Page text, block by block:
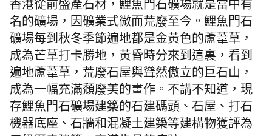
香港從前盛產石材，鯉魚門石礦場就是當中有
名的礦場，因礦業式微而荒廢至今。 鯉魚門石
礦場每到秋冬季節遍地都是金黃色的蘆葦草，
成為芒草打卡勝地，黃昏時分來到這裏，看到
遍地蘆葦草，荒廢石屋與聳然傲立的巨石山，
成為一幅充滿頹廢美的畫作。不講不知道，現
存鯉魚門石礦場建築的石建碼頭、石屋、打石
機器底座、石牆和混凝土建築等建構物獲評為